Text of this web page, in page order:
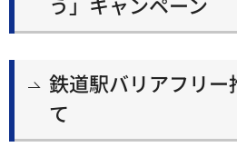
鉄道駅バリアフリー
て